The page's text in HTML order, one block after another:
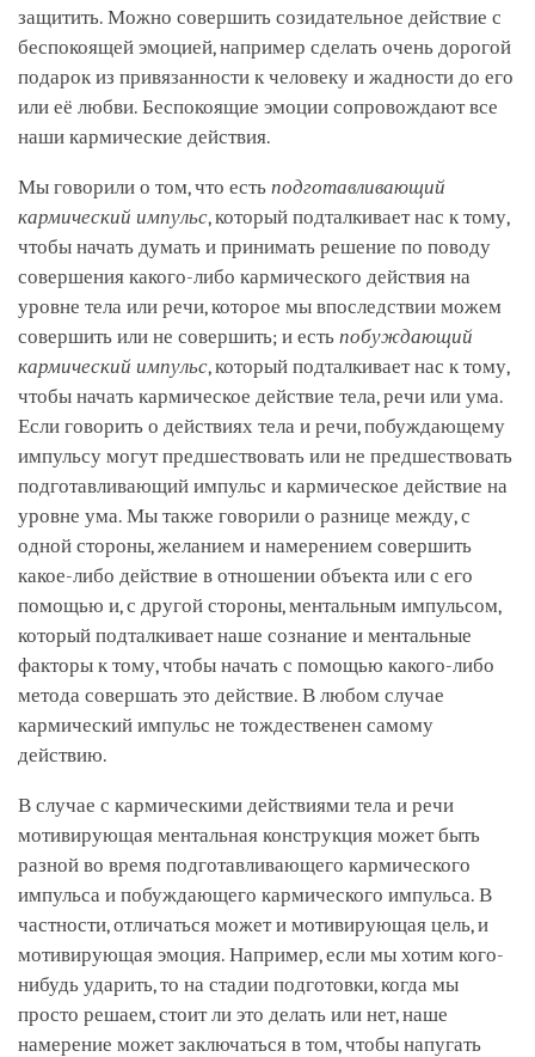
защитить. Можно совершить созидательное действие с
беспокоящей эмоцией, например сделать очень дорогой
подарок из привязанности к человеку и жадности до его
или её любви. Беспокоящие эмоции сопровождают все
наши кармические действия.
Мы говорили о том, что есть подготавливающий
кармический импульс, который подталкивает нас к тому,
чтобы начать думать и принимать решение по поводу
совершения какого-либо кармического действия на
уровне тела или речи, которое мы впоследствии можем
совершить или не совершить; и есть побуждающий
кармический импульс, который подталкивает нас к тому,
чтобы начать кармическое действие тела, речи или ума.
Если говорить о действиях тела и речи, побуждающему
импульсу могут предшествовать или не предшествовать
подготавливающий импульс и кармическое действие на
уровне ума. Мы также говорили о разнице между, с
одной стороны, желанием и намерением совершить
какое-либо действие в отношении объекта или с его
помощью и, с другой стороны, ментальным импульсом,
который подталкивает наше сознание и ментальные
факторы к тому, чтобы начать с помощью какого-либо
метода совершать это действие. В любом случае
кармический импульс не тождественен самому
действию.
В случае с кармическими действиями тела и речи
мотивирующая ментальная конструкция может быть
разной во время подготавливающего кармического
импульса и побуждающего кармического импульса. В
частности, отличаться может и мотивирующая цель, и
мотивирующая эмоция. Например, если мы хотим кого-
нибудь ударить, то на стадии подготовки, когда мы
просто решаем, стоит ли это делать или нет, наше
намерение может заключаться в том, чтобы напугать